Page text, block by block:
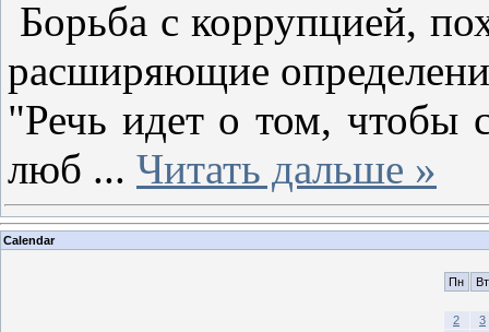
Борьба с коррупцией,
расширяющие
"Речь идет о том, чтобы
люб ... Читать дальше »
Calendar
Пн Вт
2 3